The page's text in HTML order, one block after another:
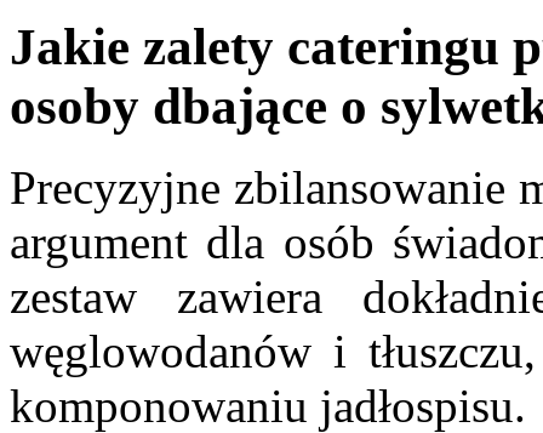
Jakie zalety cateringu
osoby dbające o
Precyzyjne zbilansowanie
argument dla osób
zestaw zawiera
węglowodanów i
komponowaniu jadłospisu.